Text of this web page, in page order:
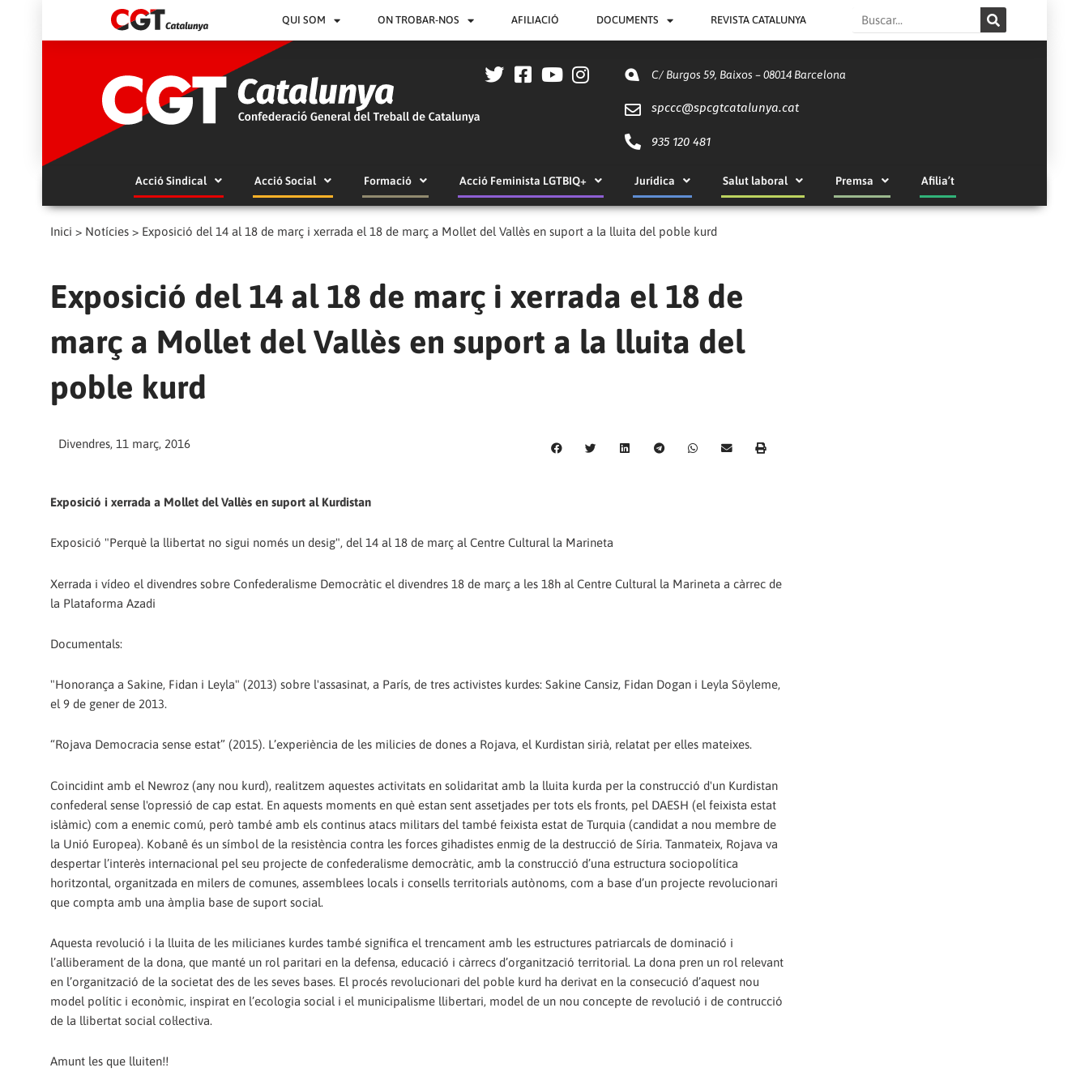
QUI SOM ON TROBAR-NOS AFILIACIÓ DOCUMENTS REVISTA CATALUNYA Search
C/ Burgos 59, Baixos – 08014 Barcelona
spccc@spcgtcatalunya.cat
935 120 481
Acció Sindical Acció Social Formació Acció Feminista LGTBIQ+ Jurídica Salut laboral Premsa Afilia’t
Inici > Notícies > Exposició del 14 al 18 de març i xerrada el 18 de març a Mollet del Vallès en suport a la lluita del poble kurd
Exposició del 14 al 18 de març i xerrada el 18 de
març a Mollet del Vallès en suport a la lluita del
poble kurd
Divendres, 11 març, 2016
Exposició i xerrada a Mollet del Vallès en suport al Kurdistan
Exposició "Perquè la llibertat no sigui només un desig", del 14 al 18 de març al Centre Cultural la Marineta
Xerrada i vídeo el divendres sobre Confederalisme Democràtic el divendres 18 de març a les 18h al Centre Cultural la Marineta a càrrec de
la Plataforma Azadi
Documentals:
"Honorança a Sakine, Fidan i Leyla" (2013) sobre l'assasinat, a París, de tres activistes kurdes: Sakine Cansiz, Fidan Dogan i Leyla Söyleme,
el 9 de gener de 2013.
“Rojava Democracia sense estat” (2015). L’experiència de les milicies de dones a Rojava, el Kurdistan sirià, relatat per elles mateixes.
Coincidint amb el Newroz (any nou kurd), realitzem aquestes activitats en solidaritat amb la lluita kurda per la construcció d'un Kurdistan
confederal sense l'opressió de cap estat. En aquests moments en què estan sent assetjades per tots els fronts, pel DAESH (el feixista estat
islàmic) com a enemic comú, però també amb els continus atacs militars del també feixista estat de Turquia (candidat a nou membre de
la Unió Europea). Kobanê és un símbol de la resistència contra les forces gihadistes enmig de la destrucció de Síria. Tanmateix, Rojava va
despertar l’interès internacional pel seu projecte de confederalisme democràtic, amb la construcció d’una estructura sociopolítica
horitzontal, organitzada en milers de comunes, assemblees locals i consells territorials autònoms, com a base d’un projecte revolucionari
que compta amb una àmplia base de suport social.
Aquesta revolució i la lluita de les milicianes kurdes també significa el trencament amb les estructures patriarcals de dominació i
l’alliberament de la dona, que manté un rol paritari en la defensa, educació i càrrecs d’organització territorial. La dona pren un rol relevant
en l’organització de la societat des de les seves bases. El procés revolucionari del poble kurd ha derivat en la consecució d’aquest nou
model polític i econòmic, inspirat en l’ecologia social i el municipalisme llibertari, model de un nou concepte de revolució i de contrucció
de la llibertat social col·lectiva.
Amunt les que lluiten!!